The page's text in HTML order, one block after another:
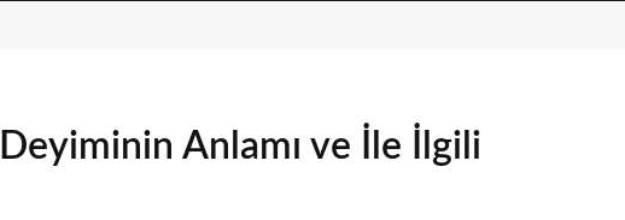
Anlamı ve İle İlgili